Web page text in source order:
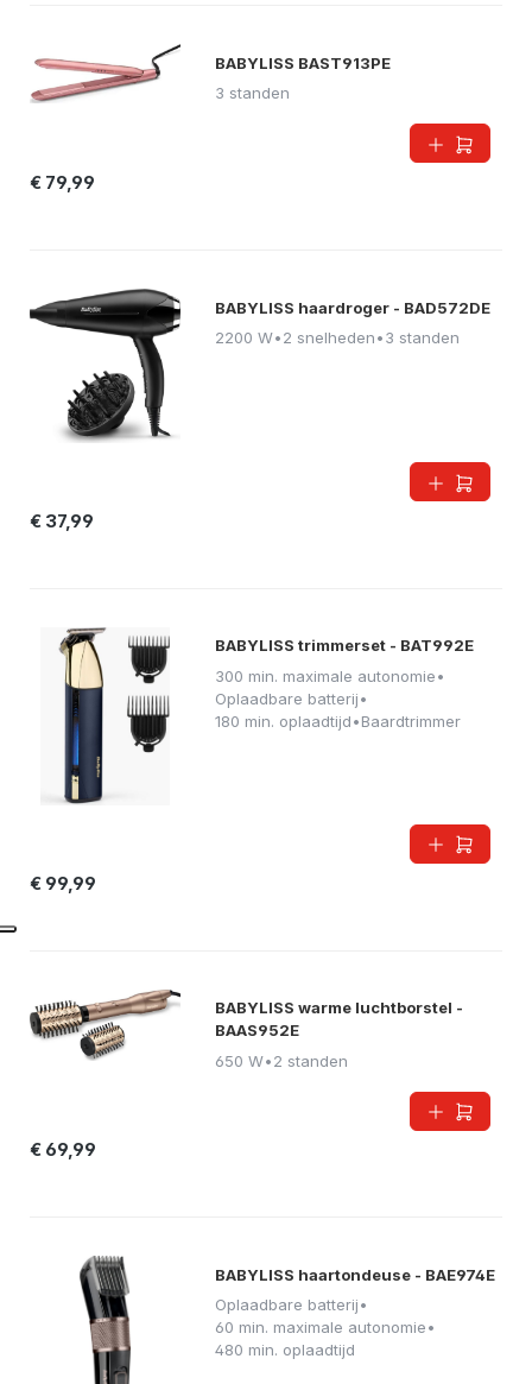
BABYLISS BAST913PE
3 standen
€ 79,99
BABYLISS haardroger - BAD572DE
2200 W•2 snelheden•3 standen
€ 37,99
BABYLISS trimmerset - BAT992E
300 min. maximale autonomie•
Oplaadbare batterij•
180 min. oplaadtijd•Baardtrimmer
€ 99,99
BABYLISS warme luchtborstel -
BAAS952E
650 W•2 standen
€ 69,99
BABYLISS haartondeuse - BAE974E
Oplaadbare batterij•
60 min. maximale autonomie•
480 min. oplaadtijd